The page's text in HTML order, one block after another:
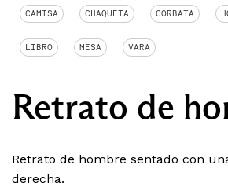
CAMISA CHAQUETA CORBATA
LIBRO MESA VARA
Retrato de
Retrato de hombre sentado con
derecha.